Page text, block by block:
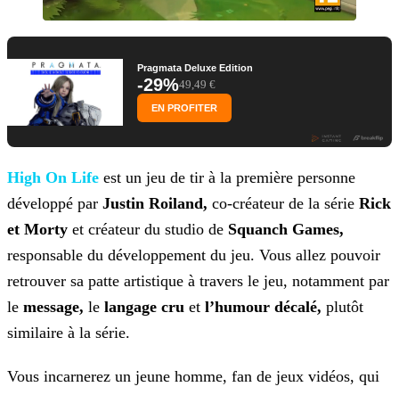
Pragmata Deluxe Edition
-29%49,49 €
EN PROFITER
High On Life est un jeu de tir à la première personne
développé par Justin Roiland, co-créateur de la série Rick
et Morty et créateur du studio de Squanch Games,
responsable du développement du jeu. Vous allez pouvoir
retrouver sa patte artistique à travers le jeu, notamment par
le message, le langage cru et l’humour décalé, plutôt
similaire à la série.
Vous incarnerez un jeune homme, fan de jeux vidéos, qui